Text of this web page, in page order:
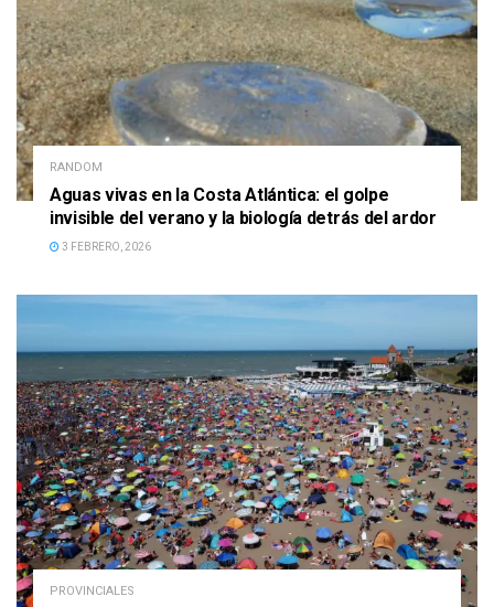
RANDOM
Aguas vivas en la Costa Atlántica: el golpe
invisible del verano y la biología detrás del ardor
3 FEBRERO, 2026
PROVINCIALES